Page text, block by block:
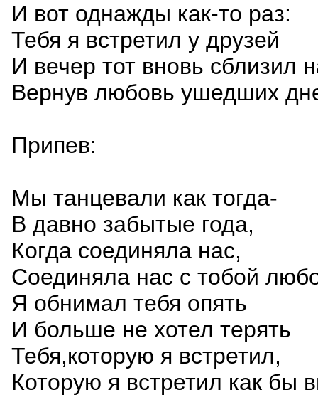
И вот однажды как-то раз:
Тебя я встретил у друзей
И вечер тот вновь сблизил
Вернув любовь ушедших
Припев:
Мы танцевали как тогда-
В давно забытые года,
Когда соединяла нас,
Соединяла нас с тобой
Я обнимал тебя опять
И больше не хотел терять
Тебя,которую я встретил,
Которую я встретил как бы